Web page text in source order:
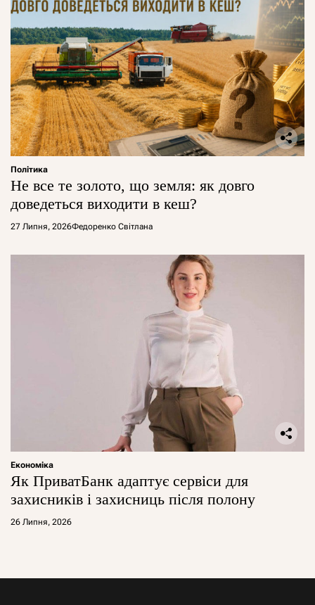
Політика
Не все те золото, що земля: як довго
доведеться виходити в кеш?
27 Липня, 2026Федоренко Світлана
Економіка
Як ПриватБанк адаптує сервіси для
захисників і захисниць після полону
26 Липня, 2026